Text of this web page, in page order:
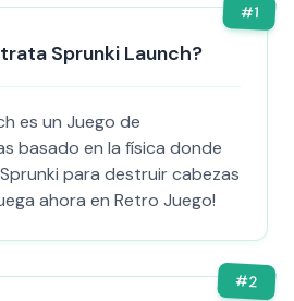
#1
Sprunki Launch?
es un Juego de
basado en la física donde
para destruir cabezas
ahora en Retro Juego!
#2